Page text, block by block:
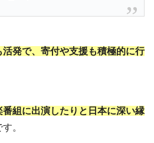
活発で、寄付や支援も積極的に行
組に出演したりと日本に深い縁
。